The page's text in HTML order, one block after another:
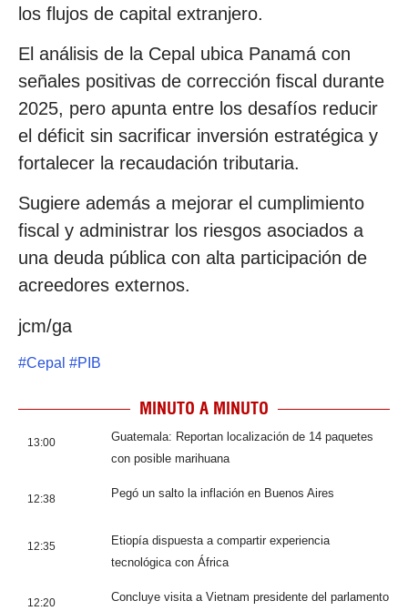
los flujos de capital extranjero.
El análisis de la Cepal ubica Panamá con
señales positivas de corrección fiscal durante
2025, pero apunta entre los desafíos reducir
el déficit sin sacrificar inversión estratégica y
fortalecer la recaudación tributaria.
Sugiere además a mejorar el cumplimiento
fiscal y administrar los riesgos asociados a
una deuda pública con alta participación de
acreedores externos.
jcm/ga
#Cepal #PIB
MINUTO A MINUTO
13:00
Guatemala: Reportan localización de 14 paquetes
con posible marihuana
12:38 Pegó un salto la inflación en Buenos Aires
12:35
Etiopía dispuesta a compartir experiencia
tecnológica con África
12:20
Concluye visita a Vietnam presidente del parlamento